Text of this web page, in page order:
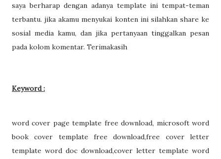
saya berharap dengan adanya template ini tempat-teman
terbantu. jika akamu menyukai konten ini silahkan share ke
sosial media kamu, dan jika pertanyaan tinggalkan pesan
pada kolom komentar. Terimakasih
Keyword :
word cover page template free download, microsoft word
book cover template free download,free cover letter
template word doc download,cover letter template word